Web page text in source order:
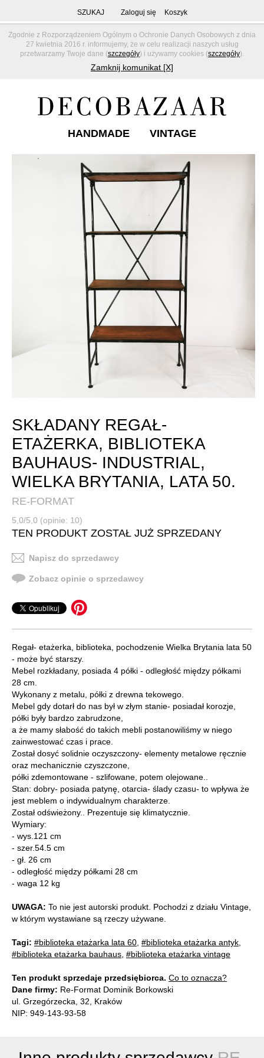
Zgodnie z Rozporządzeniem Ogólnym o Ochronie Danych Osobowych z dnia
27 kwietnia 2016 r. informujemy, że w celu realizacji naszych usług
przetwarzamy Twoje dane (szczegóły) i używamy cookies (szczegóły).
Zamknij komunikat [X]
SZUKAJ Zaloguj się Koszyk
HANDMADE VINTAGE
SKŁADANY REGAŁ-
ETAŻERKA, BIBLIOTEKA
BAUHAUS- INDUSTRIAL,
WIELKA BRYTANIA, LATA 50.
RE-FORMAT
5,0/5,0 (opinie: 10)
TEN PRODUKT ZOSTAŁ JUŻ SPRZEDANY
Napisz do sprzedawcy
Zobacz opinie o sprzedawcy
Regał- etażerka, biblioteka, pochodzenie Wielka Brytania lata 50
- może być starszy.
Mebel rozkładany, posiada 4 półki - odległość między półkami
28 cm.
Wykonany z metalu, półki z drewna tekowego.
Mebel gdy dotarł do nas był w złym stanie- posiadał korozje,
półki były bardzo zabrudzone,
a że mamy słabość do takich mebli postanowiliśmy w niego
zainwestować czas i prace.
Został dosyć solidnie oczyszczony- elementy metalowe ręcznie
oraz mechanicznie czyszczone,
półki zdemontowane - szlifowane, potem olejowane..
Stan: dobry- posiada patynę, otarcia- ślady czasu- to wpływa że
jest meblem o indywidualnym charakterze.
Został odświeżony.. Prezentuje się klimatycznie.
Wymiary:
- wys.121 cm
- szer.54.5 cm
- gł. 26 cm
- odległość między półkami 28 cm
- waga 12 kg
UWAGA: To nie jest autorski produkt. Pochodzi z działu Vintage,
w którym wystawiane są rzeczy używane.
Tagi: #biblioteka etażarka lata 60 #biblioteka etażarka antyk
#biblioteka etażarka bauhaus #biblioteka etażarka vintage
Ten produkt sprzedaje przedsiębiorca. Co to oznacza?
Dane firmy: Re-Format Dominik Borkowski
ul. Grzegórzecka, 32, Kraków
NIP: 949-143-93-58